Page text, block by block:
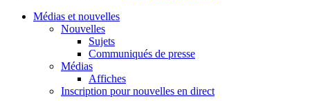
Médias et nouvelles
Nouvelles
Sujets
Communiqués de presse
Médias
Affiches
Inscription pour nouvelles en direct